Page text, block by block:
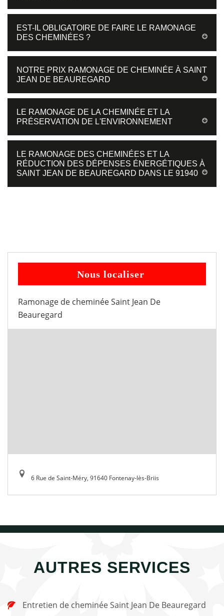
EST-IL OBLIGATOIRE DE FAIRE LE RAMONAGE
DES CHEMINÉES ?
NOTRE PRIX RAMONAGE DE CHEMINÉE À SAINT
JEAN DE BEAUREGARD
LE RAMONAGE DE LA CHEMINÉE ET LA
PRÉSERVATION DE L'ENVIRONNEMENT
LE RAMONAGE DES CHEMINÉES ET LA
RÉDUCTION DES DÉPENSES ÉNERGÉTIQUES À
SAINT JEAN DE BEAUREGARD DANS LE 91940
Nous localiser
Ramonage de cheminée Saint Jean De
Beauregard
6 Rue de Saint-Méry, 91640 Fontenay-lès-Briis
AUTRES SERVICES
Entretien de cheminée Saint Jean De Beauregard